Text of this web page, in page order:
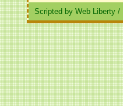
Scripted by Web Liberty /